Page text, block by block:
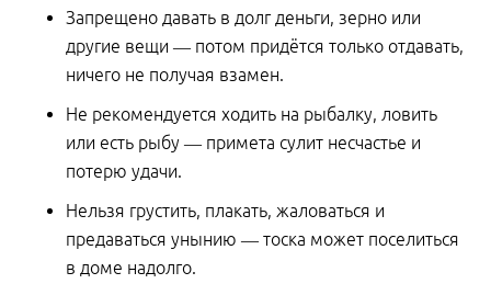
Запрещено давать в долг деньги, зерно или
другие вещи — потом придётся только отдавать,
ничего не получая взамен.
Не рекомендуется ходить на рыбалку, ловить
или есть рыбу — примета сулит несчастье и
потерю удачи.
Нельзя грустить, плакать, жаловаться и
предаваться унынию — тоска может поселиться
в доме надолго.